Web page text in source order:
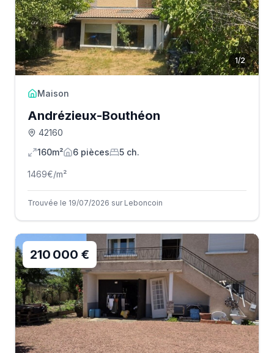
1/2
Maison
Andrézieux-Bouthéon
42160
160m²
6 pièces 5 ch.
1469€/m²
Trouvée le 19/07/2026 sur Leboncoin
210 000 €